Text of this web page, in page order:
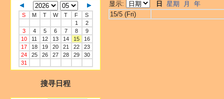
S M T W T F
S
1
2
3
4 5 6 7 8
9
10
11 12 13 14 15
16
17
18 19 20 21 22
23
24
25 26 27 28 29
30
31
搜寻日程
显示: 日 星期 月
年
15/5 (Fri)